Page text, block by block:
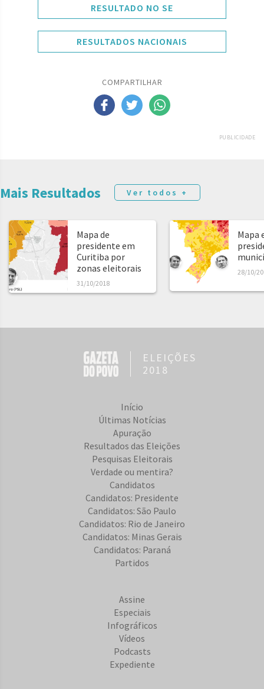
RESULTADO NO SE
RESULTADOS NACIONAIS
COMPARTILHAR
PUBLICIDADE
Mais Resultados Ver todos +
Mapa de
presidente em
Curitiba por
zonas eleitorais
31/10/2018
Mapa
28/10/
ELEIÇÕES
2018
Início
Últimas Notícias
Apuração
Resultados das Eleições
Pesquisas Eleitorais
Verdade ou mentira?
Candidatos
Candidatos: Presidente
Candidatos: São Paulo
Candidatos: Rio de Janeiro
Candidatos: Minas Gerais
Candidatos: Paraná
Partidos
Assine
Especiais
Infográficos
Vídeos
Podcasts
Expediente